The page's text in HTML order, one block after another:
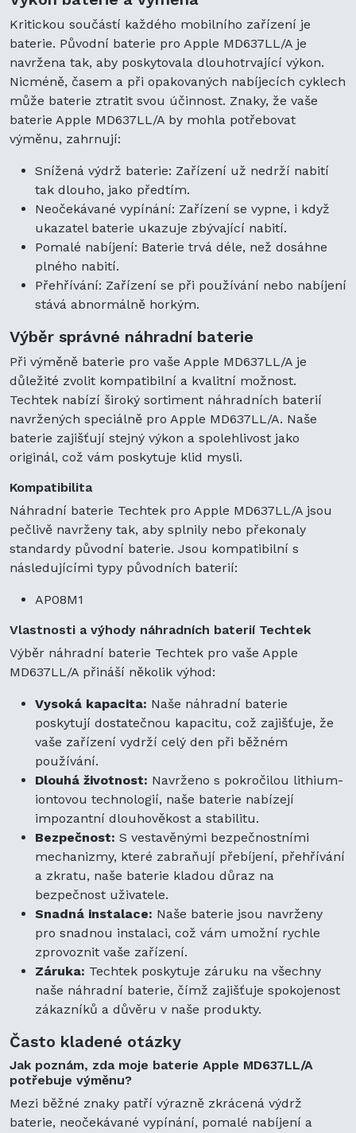
Kritickou součástí každého mobilního zařízení je
baterie. Původní baterie pro Apple MD637LL/A je
navržena tak, aby poskytovala dlouhotrvající výkon.
Nicméně, časem a při opakovaných nabíjecích cyklech
může baterie ztratit svou účinnost. Znaky, že vaše
baterie Apple MD637LL/A by mohla potřebovat
výměnu, zahrnují:
Snížená výdrž baterie: Zařízení už nedrží nabití
tak dlouho, jako předtím.
Neočekávané vypínání: Zařízení se vypne, i když
ukazatel baterie ukazuje zbývající nabití.
Pomalé nabíjení: Baterie trvá déle, než dosáhne
plného nabití.
Přehřívání: Zařízení se při používání nebo nabíjení
stává abnormálně horkým.
Výběr správné náhradní baterie
Při výměně baterie pro vaše Apple MD637LL/A je
důležité zvolit kompatibilní a kvalitní možnost.
Techtek nabízí široký sortiment náhradních baterií
navržených speciálně pro Apple MD637LL/A. Naše
baterie zajišťují stejný výkon a spolehlivost jako
originál, což vám poskytuje klid mysli.
Kompatibilita
Náhradní baterie Techtek pro Apple MD637LL/A jsou
pečlivě navrženy tak, aby splnily nebo překonaly
standardy původní baterie. Jsou kompatibilní s
následujícími typy původních baterií:
AP08M1
Vlastnosti a výhody náhradních baterií Techtek
Výběr náhradní baterie Techtek pro vaše Apple
MD637LL/A přináší několik výhod:
Vysoká kapacita: Naše náhradní baterie
poskytují dostatečnou kapacitu, což zajišťuje, že
vaše zařízení vydrží celý den při běžném
používání.
Dlouhá životnost: Navrženo s pokročilou lithium-
iontovou technologií, naše baterie nabízejí
impozantní dlouhověkost a stabilitu.
Bezpečnost: S vestavěnými bezpečnostními
mechanizmy, které zabraňují přebíjení, přehřívání
a zkratu, naše baterie kladou důraz na
bezpečnost uživatele.
Snadná instalace: Naše baterie jsou navrženy
pro snadnou instalaci, což vám umožní rychle
zprovoznit vaše zařízení.
Záruka: Techtek poskytuje záruku na všechny
naše náhradní baterie, čímž zajišťuje spokojenost
zákazníků a důvěru v naše produkty.
Často kladené otázky
Jak poznám, zda moje baterie Apple MD637LL/A
potřebuje výměnu?
Mezi běžné znaky patří výrazně zkrácená výdrž
baterie, neočekávané vypínání, pomalé nabíjení a